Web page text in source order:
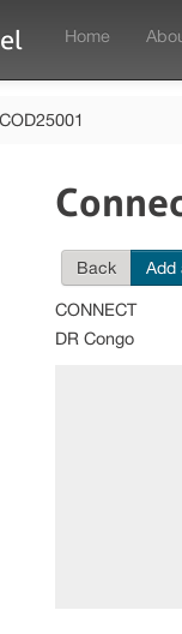
Home
COD25001
Back Add
CONNECT
DR Congo